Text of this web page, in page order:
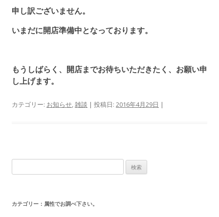
申し訳ございません。
いまだに開店準備中となっております。
もうしばらく、開店までお待ちいただきたく、お願い申
し上げます。
カテゴリー: お知らせ,雑談 | 投稿日: 2016年4月29日 |
索
カテゴリー：属性でお調べ下さい。